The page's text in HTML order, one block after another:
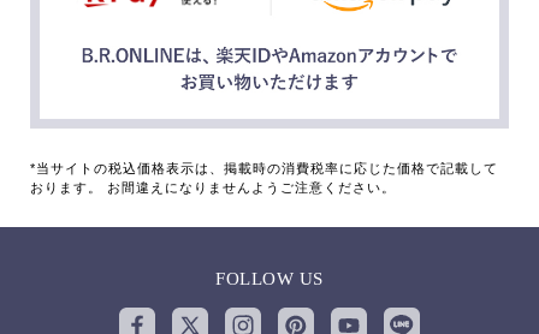
*当サイトの税込価格表示は、掲載時の消費税率に応じた価格で記載して
おります。 お間違えになりませんようご注意ください。
FOLLOW US